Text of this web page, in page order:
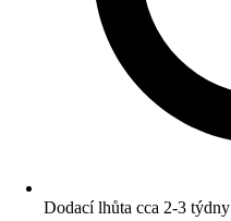
Dodací lhůta cca 2-3 týdny